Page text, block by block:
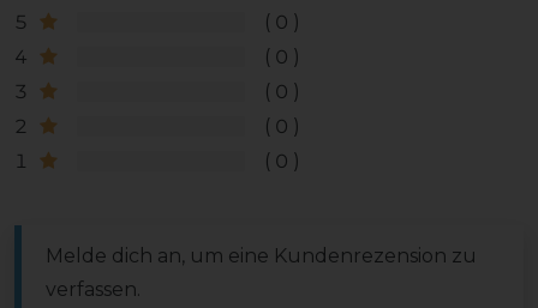
5
0
4
0
3
0
2
0
1
0
Melde dich an, um eine Kundenrezension zu
verfassen.